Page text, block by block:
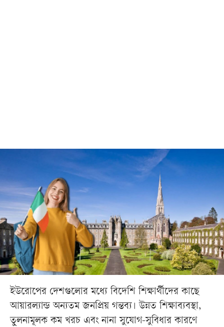
ইউরোপের দেশগুলোর মধ্যে বিদেশি শিক্ষার্থীদের কাছে
আয়ারল্যান্ড অন্যতম জনপ্রিয় গন্তব্য। উন্নত শিক্ষাব্যবস্থা,
তুলনামূলক কম খরচ এবং নানা সুযোগ-সুবিধার কারণে